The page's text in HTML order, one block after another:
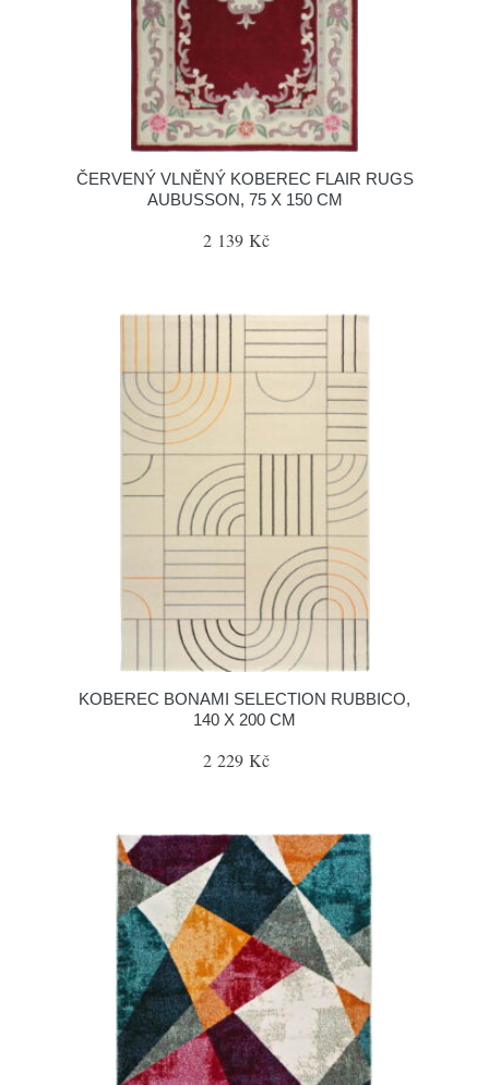
ČERVENÝ VLNĚNÝ KOBEREC FLAIR RUGS
AUBUSSON, 75 X 150 CM
2 139 Kč
KOBEREC BONAMI SELECTION RUBBICO,
140 X 200 CM
2 229 Kč